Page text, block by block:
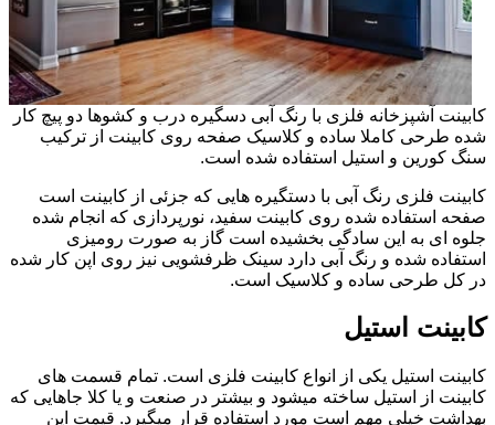
کابینت آشپزخانه فلزی با رنگ آبی دسگیره درب و کشوها دو پیچ کار
شده طرحی کاملا ساده و کلاسیک صفحه روی کابینت از ترکیب
سنگ کورین و استیل استفاده شده است.
کابینت فلزی رنگ آبی با دستگیره هایی که جزئی از کابینت است
صفحه استفاده شده روی کابینت سفید، نورپردازی که انجام شده
جلوه ای به این سادگی بخشیده است گاز به صورت رومیزی
استفاده شده و رنگ آبی دارد سینک ظرفشویی نیز روی اپن کار شده
در کل طرحی ساده و کلاسیک است.
کابینت استیل
کابینت استیل یکی از انواع کابینت فلزی است. تمام قسمت های
کابینت از استیل ساخته میشود و بیشتر در صنعت و یا کلا جاهایی که
بهداشت خیلی مهم است مورد استفاده قرار میگیرد. قیمت این